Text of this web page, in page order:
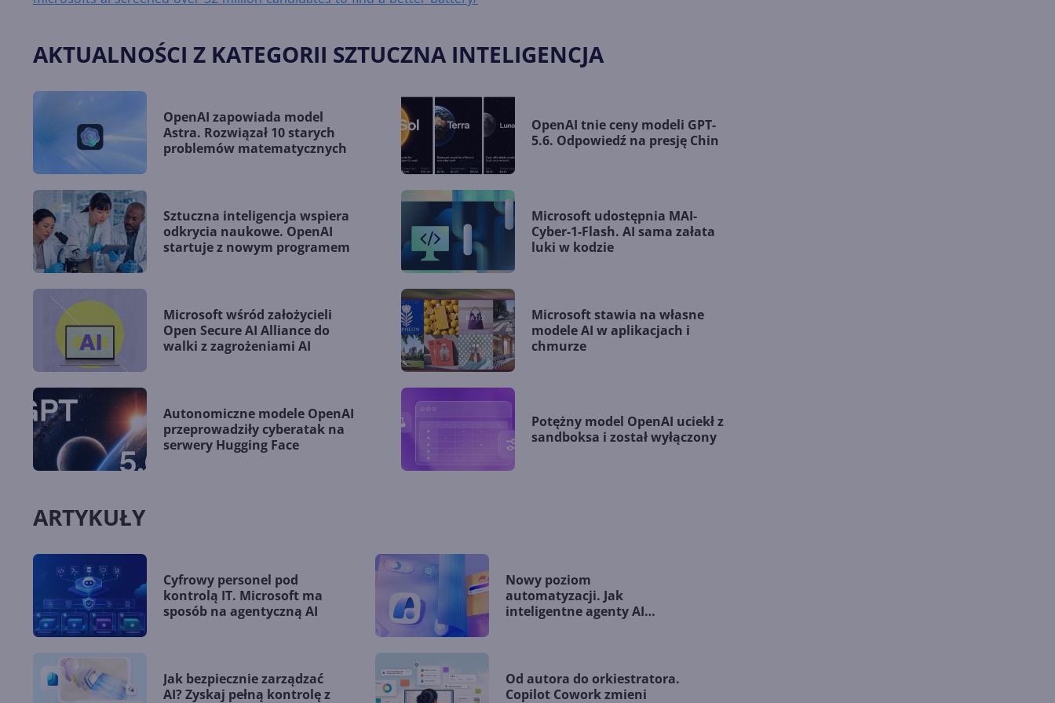
AKTUALNOŚCI Z KATEGORII SZTUCZNA INTELIGENCJA
OpenAI zapowiada model
Astra. Rozwiązał 10 starych
problemów matematycznych
OpenAI tnie ceny modeli GPT-
5.6. Odpowiedź na presję Chin
Sztuczna inteligencja wspiera
odkrycia naukowe. OpenAI
startuje z nowym programem
Microsoft udostępnia MAI-
Cyber-1-Flash. AI sama załata
luki w kodzie
Microsoft wśród założycieli
Open Secure AI Alliance do
walki z zagrożeniami AI
Microsoft stawia na własne
modele AI w aplikacjach i
chmurze
Autonomiczne modele OpenAI
przeprowadziły cyberatak na
serwery Hugging Face
Potężny model OpenAI uciekł z
sandboksa i został wyłączony
ARTYKUŁY
Cyfrowy personel pod
kontrolą IT. Microsoft ma
sposób na agentyczną AI
Nowy poziom
automatyzacji. Jak
inteligentne agenty AI
Jak bezpiecznie zarządzać
AI? Zyskaj pełną kontrolę z
Od autora do orkiestratora.
Copilot Cowork zmieni